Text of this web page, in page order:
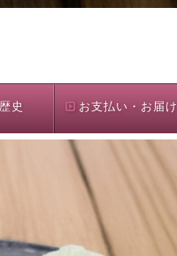
史 お支払い・お届け